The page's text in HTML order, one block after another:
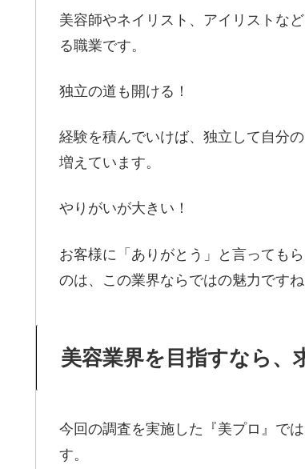
美容師やネイリスト、アイリストな
る職業です。
独立の道も開ける！
経験を積んでいけば、独立して自分
増えています。
やりがいが大きい！
お客様に「ありがとう」と言っても
のは、この業界ならではの魅力ですね
美容業界を目指すなら、
今回の調査を実施した『美プロ』で
す。